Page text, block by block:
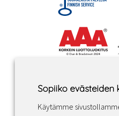
Sopiiko evästeiden
Käytämme